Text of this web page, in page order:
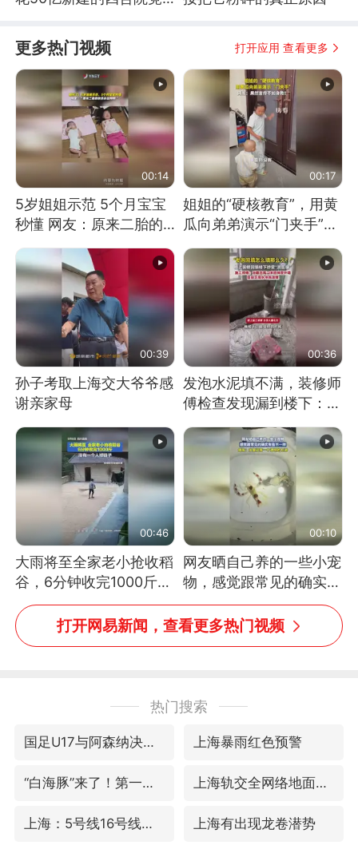
更多热门视频 打开应用 查看更多
00:14
5岁姐姐示范 5个月宝宝
秒懂 网友：原来二胎的
00:17
姐姐的“硬核教育”，用黄
瓜向弟弟演示“门夹手”，
教！
00:39
孙子考取上海交大爷爷感
谢亲家母
00:36
发泡水泥填不满，装修师
傅检查发现漏到楼下：出
00:46
大雨将至全家老小抢收稻
谷，6分钟收完1000斤，
没有一个人掉链子
00:10
网友晒自己养的一些小宠
物，感觉跟常见的确实有
些不一样
打开网易新闻，查看更多热门视频
热门搜索
国足U17与阿森纳决赛取消 并列冠军 上海暴雨红色预警
“白海豚”来了！第一批飞机已绑好 上海轨交全网络地面高架区段限速运行
上海：5号线16号线浦江线全线停运 上海有出现龙卷潜势